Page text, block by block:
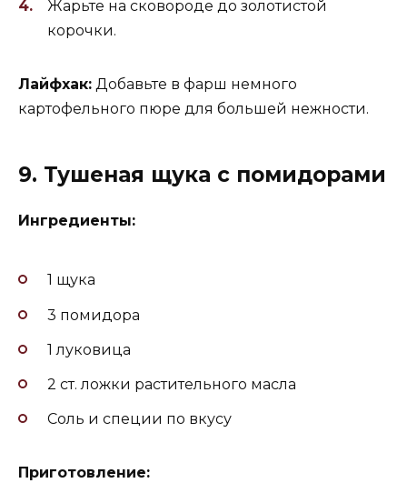
Жарьте на сковороде до золотистой
корочки.
Лайфхак: Добавьте в фарш немного
картофельного пюре для большей нежности.
9. Тушеная щука с помидорами
Ингредиенты:
1 щука
3 помидора
1 луковица
2 ст. ложки растительного масла
Соль и специи по вкусу
Приготовление: